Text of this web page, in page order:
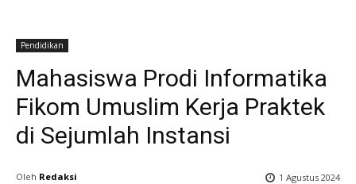
Pendidikan
Mahasiswa Prodi Informatika
Fikom Umuslim Kerja Praktek
di Sejumlah Instansi
Oleh Redaksi 1 Agustus 2024